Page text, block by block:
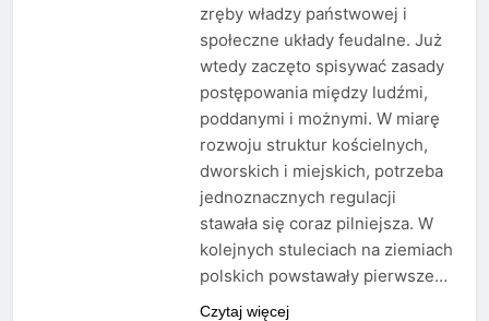
zręby władzy państwowej i
społeczne układy feudalne. Już
wtedy zaczęto spisywać zasady
postępowania między ludźmi,
poddanymi i możnymi. W miarę
rozwoju struktur kościelnych,
dworskich i miejskich, potrzeba
jednoznacznych regulacji
stawała się coraz pilniejsza. W
kolejnych stuleciach na ziemiach
polskich powstawały pierwsze…
Czytaj więcej